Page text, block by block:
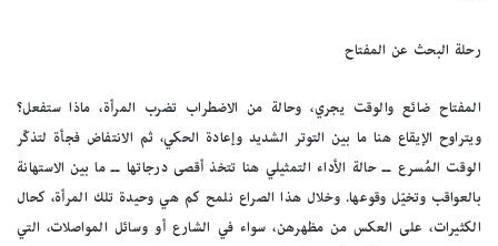
رحلة البحث عن المفتاح
المفتاح ضائع والوقت يجري، وحالة من الاضطراب تضرب المرأة، ماذا ستفعل؟
ويتراوح الإيقاع هنا ما بين التوتر الشديد وإعادة الحكي، ثم الانتفاض فجأة لتذكّر
الوقت المُسرع ــ حالة الأداء التمثيلي هنا تتخذ أقصى درجاتها ــ ما بين الاستهانة
بالعواقب وتخيّل وقوعها. وخلال هذا الصراع نلمح كم هي وحيدة تلك المرأة، كحال
الكثيرات، على العكس من مظهرهن، سواء في الشارع أو وسائل المواصلات، التي